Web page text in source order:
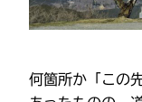
何箇所か「この